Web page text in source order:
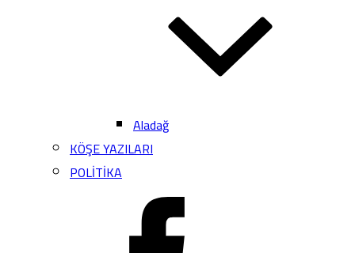
Aladağ
KÖŞE YAZILARI
POLİTİKA